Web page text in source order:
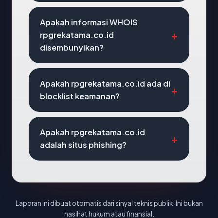
Apakah informasi WHOIS
rpgrekatama.co.id
disembunyikan?
Apakah rpgrekatama.co.id ada di
blocklist keamanan?
Apakah rpgrekatama.co.id
adalah situs phishing?
Laporan ini dibuat otomatis dari sinyal teknis publik. Ini bukan
nasihat hukum atau finansial.